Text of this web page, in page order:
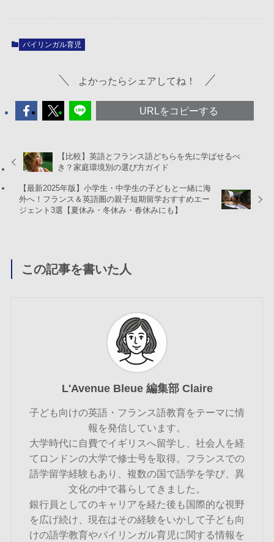
バイリンガル育児
よかったらシェアしてね！
URLをコピーする
【比較】英語とフランス語どちらを先に学ばせるべ
き？家庭環境別の選び方ガイド
【最新2025年版】小学生・中学生の子どもと一緒に海
外へ！フランス＆英語圏の親子短期留学おすすめエー
ジェント3選【夏休み・冬休み・春休みにも】
この記事を書いた人
L'Avenue Bleue 編集部 Claire
子ども向けの英語・フランス語教育をテーマに情
報を発信しています。
大学時代に自費でイギリスへ留学し、社会人を経
てロンドンの大学で修士号を取得。フランスでの
語学留学経験もあり、複数の国で語学を学び、異
文化の中で暮らしてきました。
銀行員としてのキャリアを経た後も国際的な視野
を広げ続け、現在はその経験をいかして子ども向
けの語学教育やバイリンガル育児に関する情報を